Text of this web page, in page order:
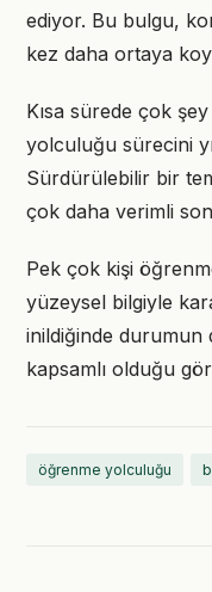
ediyor. Bu bulgu,
kez daha ortaya
Kısa sürede çok
yolculuğu sürecini
Sürdürülebilir bir
çok daha verimli
Pek çok kişi
yüzeysel bilgiyle
inildiğinde
kapsamlı olduğu
öğrenme yolculuğu